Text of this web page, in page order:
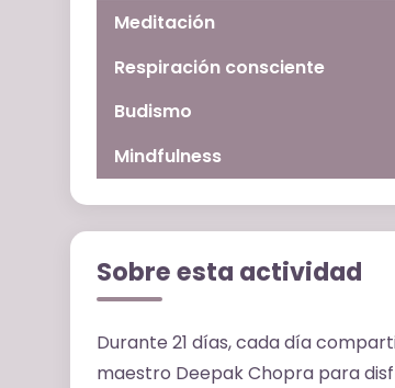
Meditación
Respiración consciente
Budismo
Mindfulness
Sobre esta actividad
Durante 21 días, cada día
maestro Deepak Chopra para